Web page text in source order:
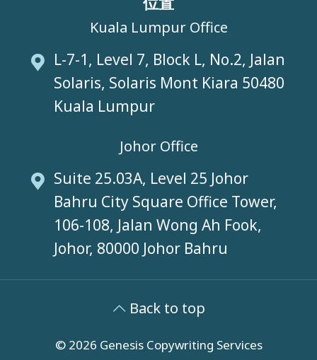
Kuala Lumpur Office
L-7-1, Level 7, Block L, No.2, Jalan
Solaris, Solaris Mont Kiara 50480
Kuala Lumpur
Johor Office
Suite 25.03A, Level 25 Johor
Bahru City Square Office Tower,
106-108, Jalan Wong Ah Fook,
Johor, 80000 Johor Bahru
Back to top
© 2026 Genesis Copywriting Services